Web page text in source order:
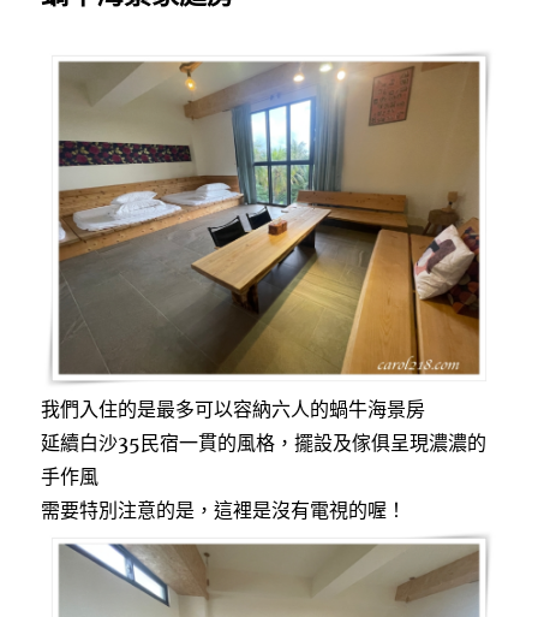
我們入住的是最多可以容納六人的蝸牛海景房
延續白沙35民宿一貫的風格，擺設及傢俱呈現濃濃的
手作風
需要特別注意的是，這裡是沒有電視的喔！